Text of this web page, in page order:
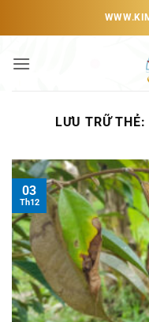
dung
LƯU TRỮ THẺ:
03
Th12